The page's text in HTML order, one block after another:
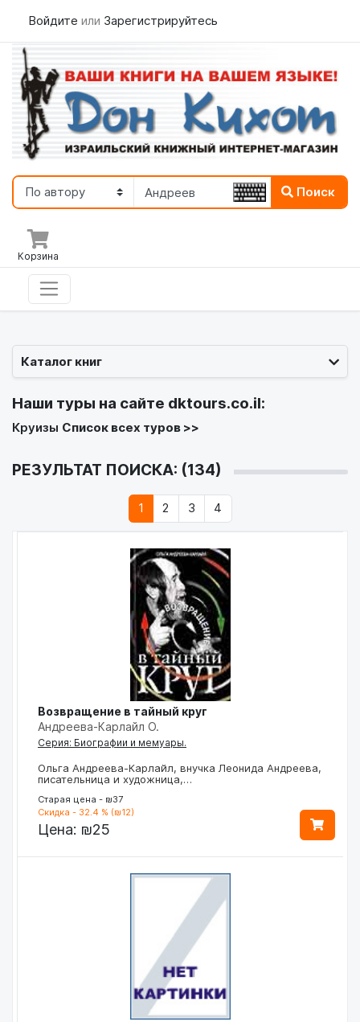
Войдите или Зарегистрируйтесь
Поиск
Корзина
Каталог книг
Наши туры на сайте dktours.co.il:
Круизы Список всех туров >>
РЕЗУЛЬТАТ ПОИСКА: (134)
1 2 3 4
Возвращение в тайный круг
Андреева-Карлайл О.
Серия: Биографии и мемуары.
Ольга Андреева-Карлайл, внучка Леонида Андреева,
писательница и художница,…
Старая цена - ₪37
Скидка - 32.4 % (₪12)
Цена: ₪25